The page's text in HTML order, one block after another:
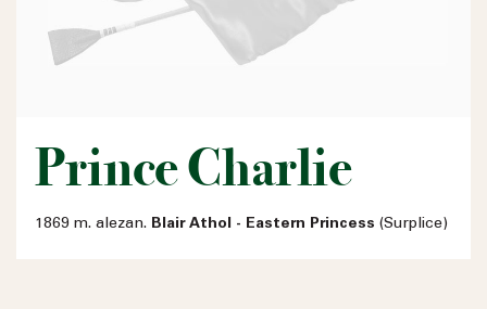
Prince Charlie
1869 m. alezan. Blair Athol - Eastern Princess (Surplice)